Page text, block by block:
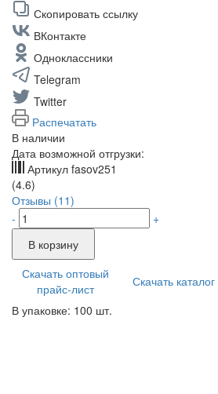
Скопировать ссылку
ВКонтакте
Одноклассники
Telegram
Twitter
Распечатать
В наличии
Дата возможной отгрузки:
Артикул fasov251
(4.6)
Отзывы (11)
-
+
В корзину
Скачать оптовый
прайс-лист
Скачать каталог
В упаковке: 100 шт.